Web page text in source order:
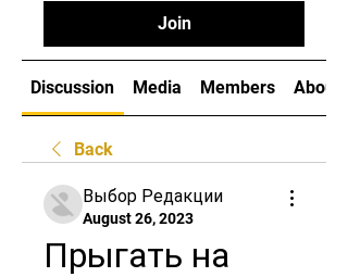
Join
Discussion Media Members About
Back
Выбор Редакции
August 26, 2023
Прыгать на